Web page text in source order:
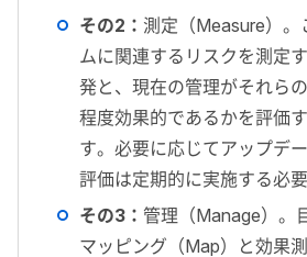
その2： 測定（Measure）
ムに関連するリスクを測定
発と、現在の管理がそれら
程度効果的であるかを評価
す。必要に応じてアップデ
評価は定期的に実施する必要
その3： 管理（Manage）。
マッピング（Map）と効果